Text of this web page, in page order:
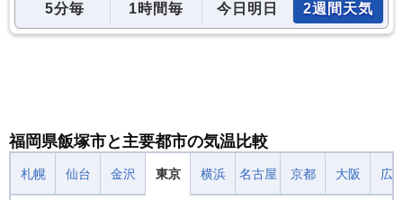
5分毎 1時間毎 今日明日 2週間天気
福岡県飯塚市と主要都市の気温比較
札幌 仙台 金沢 東京 横浜 名古屋 京都 大阪 広